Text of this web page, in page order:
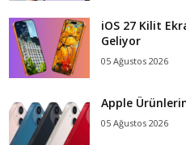
iOS 27 Kilit
Geliyor
05 Ağustos 2026
Apple
05 Ağustos 2026